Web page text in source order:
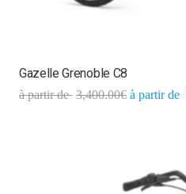
Gazelle Grenoble C8
3,400.00€